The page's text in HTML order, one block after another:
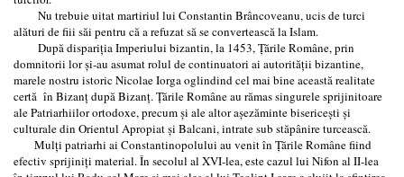
Nu trebuie uitat martiriul lui Constantin Brâncoveanu, ucis de turci
alături de fiii săi pentru că a refuzat să se convertească la Islam.
După dispariţia Imperiului bizantin, la 1453, Ţările Române, prin
domnitorii lor şi-au asumat rolul de continuatori ai autorităţii bizantine,
marele nostru istoric Nicolae Iorga oglindind cel mai bine această realitate
certă în Bizanţ după Bizanţ. Ţările Române au rămas singurele sprijinitoare
ale Patriarhiilor ortodoxe, precum şi ale altor aşezăminte bisericeşti şi
culturale din Orientul Apropiat şi Balcani, intrate sub stăpânire turcească.
Mulţi patriarhi ai Constantinopolului au venit în Ţările Române fiind
efectiv sprijiniţi material. În secolul al XVI-lea, este cazul lui Nifon al II-lea